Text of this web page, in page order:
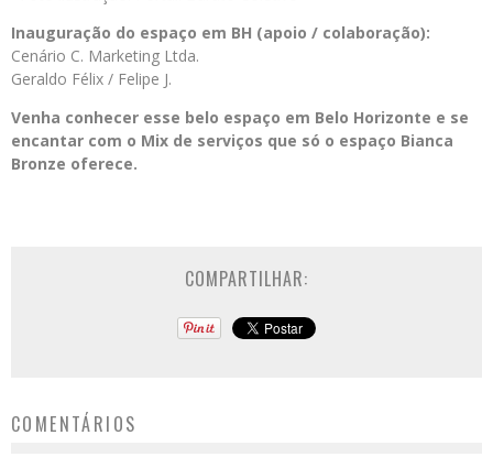
Inauguração do espaço em BH (apoio / colaboração):
Cenário C. Marketing Ltda.
Geraldo Félix / Felipe J.
Venha conhecer esse belo espaço em Belo Horizonte e se
encantar com o Mix de serviços que só o espaço Bianca
Bronze oferece.
COMPARTILHAR:
COMENTÁRIOS